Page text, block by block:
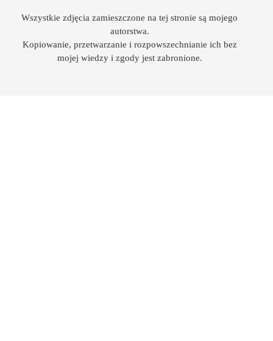
Wszystkie zdjęcia zamieszczone na tej stronie są mojego
autorstwa.
Kopiowanie, przetwarzanie i rozpowszechnianie ich bez
mojej wiedzy i zgody jest zabronione.